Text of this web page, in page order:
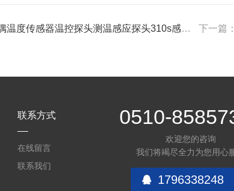
度传感器温控探头测温感应探头310s感温棒测温仪2 下一篇：
联系方式
在线留言
联系我们
0510-
欢迎您的咨询
我们将竭尽全力为您用心
1796338248